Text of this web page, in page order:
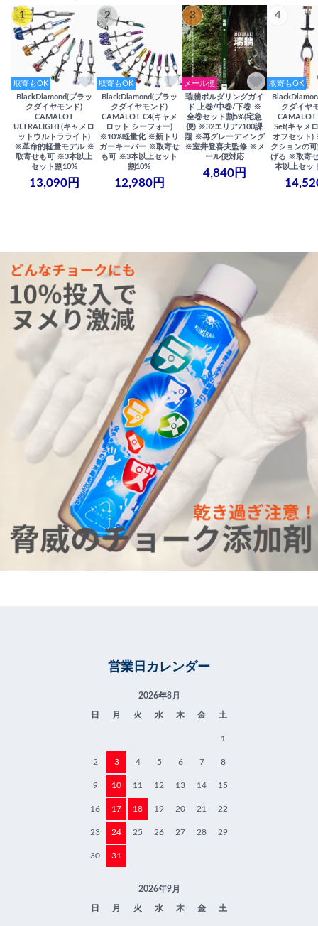
1
取寄もOK
BlackDiamond(ブラッ
クダイヤモンド)
CAMALOT
ULTRALIGHT(キャメロ
ットウルトラライト)
※革命的軽量モデル ※
取寄せも可 ※3本以上
セット割10%
13,090円
2
取寄もOK
BlackDiamond(ブラッ
クダイヤモンド)
CAMALOT C4(キャメ
ロット シーフォー)
※10%軽量化 ※新トリ
ガーキーパー ※取寄せ
も可 ※3本以上セット
割10%
12,980円
3
メール便
瑞牆ボルダリングガイ
ド 上巻/中巻/下巻 ※
全巻セット割5%(宅急
便) ※32エリア2100課
題 ※再グレーディング
※室井登喜夫監修 ※メ
ール便対応
4,840円
4
取寄もOK
クダイヤ
Set(キャメ
オフセット)
クションの
げる ※取寄
本以上セッ
営業日カレンダー
2026年8月
日 月 火 水 木 金 土
1
2 3 4 5 6 7 8
9 10 11 12 13 14 15
16 17 18 19 20 21 22
23 24 25 26 27 28 29
30 31
2026年9月
日 月 火 水 木 金 土